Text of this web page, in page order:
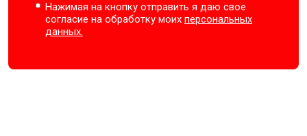
Нажимая на кнопку отправить я даю свое
согласие на обработку моихперсональных
данных.